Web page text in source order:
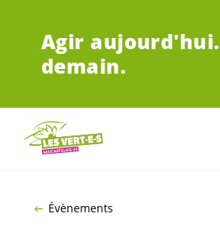
Agir aujourd'hui.
demain.
Évènements